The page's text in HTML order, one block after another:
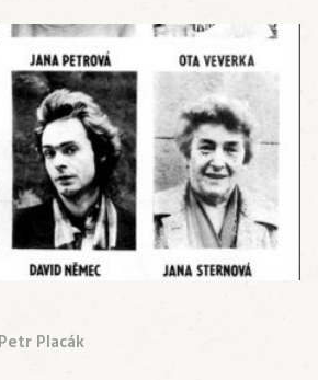
Petr Placák